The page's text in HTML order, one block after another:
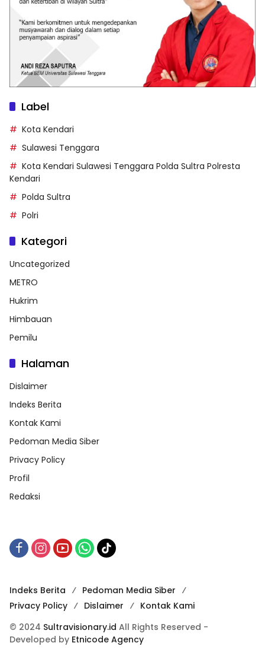
Label
Kota Kendari
Sulawesi Tenggara
Kota Kendari Sulawesi Tenggara Polda Sultra Polresta
Kendari
Polda Sultra
Polri
Kategori
Uncategorized
METRO
Hukrim
Himbauan
Pemilu
Halaman
Dislaimer
Indeks Berita
Kontak Kami
Pedoman Media Siber
Privacy Policy
Profil
Redaksi
Indeks Berita
Pedoman Media Siber
Privacy Policy
Dislaimer
Kontak Kami
© 2024 Sultravisionary.id All Rights Reserved -
Developed by Etnicode Agency